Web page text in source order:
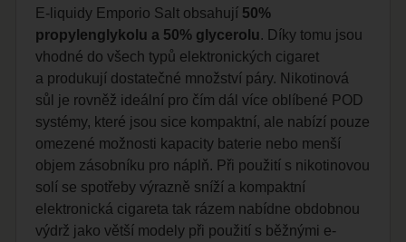
E-liquidy Emporio Salt obsahují 50%
propylenglykolu a 50% glycerolu. Díky tomu jsou
vhodné do všech typů elektronických cigaret
a produkují dostatečné množství páry. Nikotinová
sůl je rovněž ideální pro čím dál více oblíbené POD
systémy, které jsou sice kompaktní, ale nabízí pouze
omezené možnosti kapacity baterie nebo menší
objem zásobníku pro náplň. Při použití s nikotinovou
solí se spotřeby výrazně sníží a kompaktní
elektronická cigareta tak rázem nabídne obdobnou
výdrž jako větší modely při použití s běžnými e-